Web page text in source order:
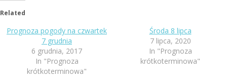
Related
Prognoza pogody na czwartek
7 grudnia
6 grudnia, 2017
In "Prognoza
krótkoterminowa"
Środa 8 lipca
7 lipca, 2020
In "Prognoza
krótkoterminowa"